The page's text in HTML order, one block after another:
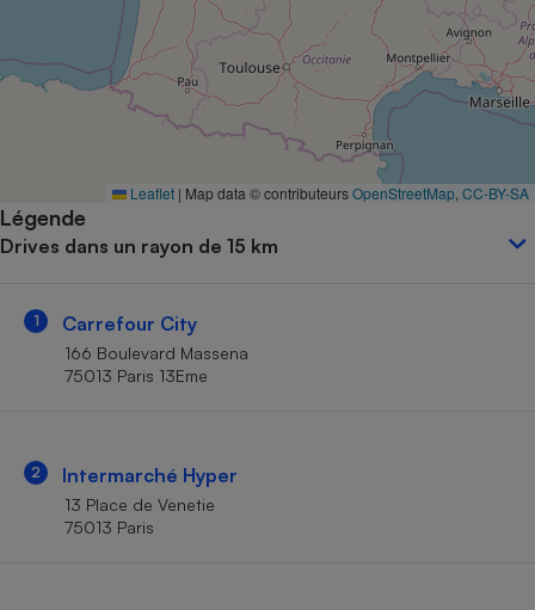
Leaflet | Map data © contributeursOpenStreetMap CC-BY-SA
Légende
Drives dans un rayon de 15 km
1 Carrefour City
166 Boulevard Massena
75013 Paris 13Eme
2 Intermarché Hyper
13 Place de Venetie
75013 Paris
Complément
alimentaire
Assurance emprunteur
Petit électroménager -
Mutuelle